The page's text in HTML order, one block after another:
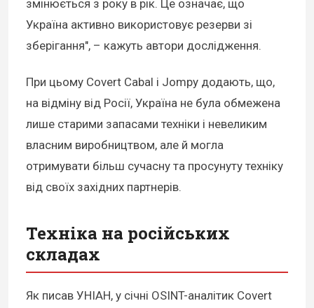
змінюється з року в рік. Це означає, що
Україна активно використовує резерви зі
зберігання", – кажуть автори дослідження.
При цьому Covert Cabal і Jompy додають, що,
на відміну від Росії, Україна не була обмежена
лише старими запасами техніки і невеликим
власним виробництвом, але й могла
отримувати більш сучасну та просунуту техніку
від своїх західних партнерів.
Техніка на російських
складах
Як писав УНІАН, у січні OSINT-аналітик Covert